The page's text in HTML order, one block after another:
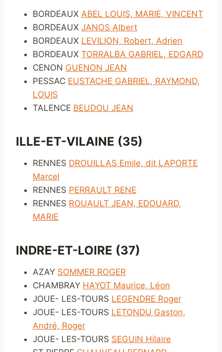
BORDEAUX ABEL LOUIS, MARIE, VINCENT
BORDEAUX JANOS Albert
BORDEAUX LEVILION, Robert, Adrien
BORDEAUX TORRALBA GABRIEL, EDGARD
CENON GUENON JEAN
PESSAC EUSTACHE GABRIEL, RAYMOND,
LOUIS
TALENCE BEUDOU JEAN
ILLE-ET-VILAINE (35)
RENNES DROUILLAS Emile, dit LAPORTE
Marcel
RENNES PERRAULT RENE
RENNES ROUAULT JEAN, EDOUARD,
MARIE
INDRE-ET-LOIRE (37)
AZAY SOMMER ROGER
CHAMBRAY HAYOT Maurice, Léon
JOUE- LES-TOURS LEGENDRE Roger
JOUE- LES-TOURS LETONDU Gaston,
André, Roger
JOUE- LES-TOURS SEGUIN Hilaire